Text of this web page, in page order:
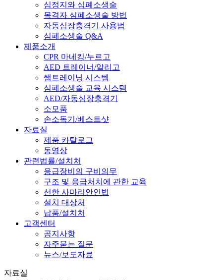
심정지와 심폐소생술
목격자 심폐소생술 방법
자동심장충격기 사용법
심폐소생술 Q&A
제품소개
CPR 마네킹/누르고
AED 트레이너/알리고
쌤트레이닝 시스템
심폐소생술 교육 시스템
AED/자동심장충격기
소모품
손소독기/베스트샷
자료실
제품 카탈로그
동영상
관련법률/설치처
응급장비의 구비의무
구조 및 응급처치에 관한 교육
선한 사마리안인법
설치 대상처
납품/설치처
고객센터
공지사항
자주묻는 질문
뉴스/보도자료
자료실